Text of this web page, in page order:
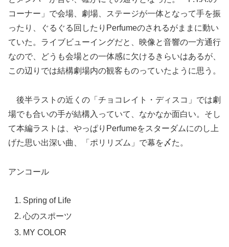
コーナー」で会場、劇場、ステージが一体となって手を振
ったり、ぐるぐる回したりPerfumeのされるがままに動い
ていた。ライブビューイングだと、映像と音響の一方通行
なので、どうも会場との一体感に欠けるきらいはあるが、
この辺りでは結構劇場内の観客ものっていたように思う。
後半ラストの近くの「チョコレイト・ディスコ」では劇
場でも合いの手が結構入っていて、なかなか面白い。そし
て本編ラストは、やっぱりPerfumeをスターダムにのし上
げた思い出深い曲、「ポリリズム」で幕を〆た。
アンコール
Spring of Life
心のスポーツ
MY COLOR